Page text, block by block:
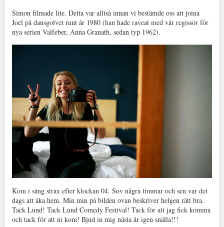
Simon filmade lite. Detta var alltså innan vi bestämde oss att joina
Joel på dansgolvet runt år 1980 (han hade raveat med vår regissör för
nya serien Valfeber, Anna Granath, sedan typ 1962).
Kom i säng strax efter klockan 04. Sov några timmar och sen var det
dags att åka hem. Min min på bilden ovan beskriver helgen rätt bra.
Tack Lund! Tack Lund Comedy Festival! Tack för att jag fick komma
och tack för att ni kom! Bjud in mig nästa år igen snälla!!!